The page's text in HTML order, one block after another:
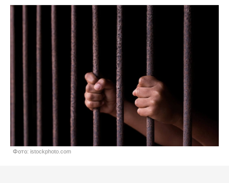
Фото: istockphoto.com